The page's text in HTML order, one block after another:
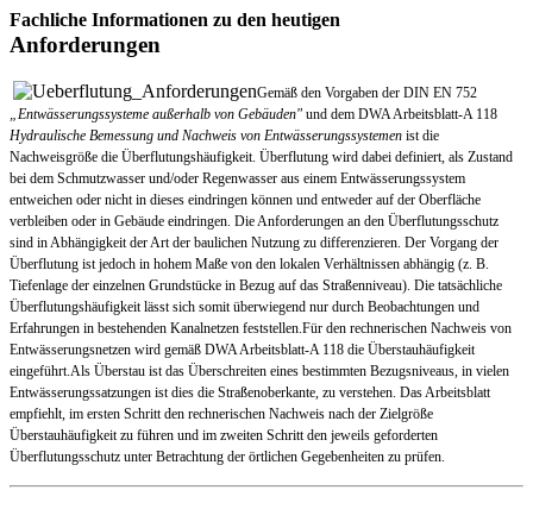
Fachliche Informationen zu den heutigen
Anforderungen
Gemäß den Vorgaben der DIN EN 752
„Entwässerungssysteme außerhalb von Gebäuden" und dem DWA Arbeitsblatt-A 118
Hydraulische Bemessung und Nachweis von Entwässerungssystemen ist die
Nachweisgröße die Überflutungshäufigkeit. Überflutung wird dabei definiert, als Zustand
bei dem Schmutzwasser und/oder Regenwasser aus einem Entwässerungssystem
entweichen oder nicht in dieses eindringen können und entweder auf der Oberfläche
verbleiben oder in Gebäude eindringen. Die Anforderungen an den Überflutungsschutz
sind in Abhängigkeit der Art der baulichen Nutzung zu differenzieren. Der Vorgang der
Überflutung ist jedoch in hohem Maße von den lokalen Verhältnissen abhängig (z. B.
Tiefenlage der einzelnen Grundstücke in Bezug auf das Straßenniveau). Die tatsächliche
Überflutungshäufigkeit lässt sich somit überwiegend nur durch Beobachtungen und
Erfahrungen in bestehenden Kanalnetzen feststellen.Für den rechnerischen Nachweis von
Entwässerungsnetzen wird gemäß DWA Arbeitsblatt-A 118 die Überstauhäufigkeit
eingeführt.Als Überstau ist das Überschreiten eines bestimmten Bezugsniveaus, in vielen
Entwässerungssatzungen ist dies die Straßenoberkante, zu verstehen. Das Arbeitsblatt
empfiehlt, im ersten Schritt den rechnerischen Nachweis nach der Zielgröße
Überstauhäufigkeit zu führen und im zweiten Schritt den jeweils geforderten
Überflutungsschutz unter Betrachtung der örtlichen Gegebenheiten zu prüfen.